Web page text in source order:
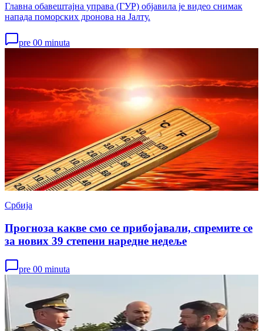
Главна обавештајна управа (ГУР) објавила је видео снимак
напада поморских дронова на Јалту.
pre 00 minuta
Србија
Прогноза какве смо се прибојавали, спремите се
за нових 39 степени наредне недеље
pre 00 minuta